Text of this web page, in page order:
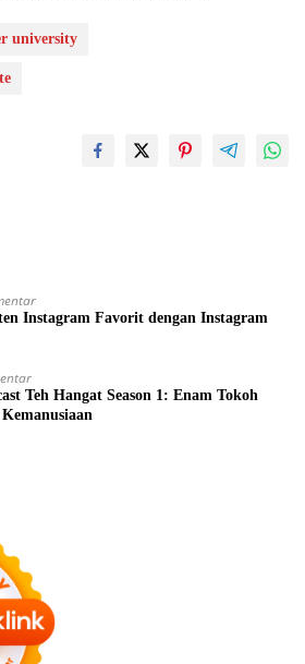
university
Instagram Favorit dengan Instagram
Teh Hangat Season 1: Enam Tokoh